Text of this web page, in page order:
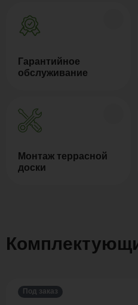
Гарантийное
обслуживание
Монтаж террасной
доски
Под заказ